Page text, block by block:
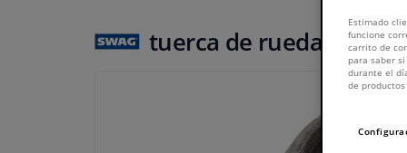
tuerca de rueda
Estimado
funcione
carrito de
para saber
durante el
de